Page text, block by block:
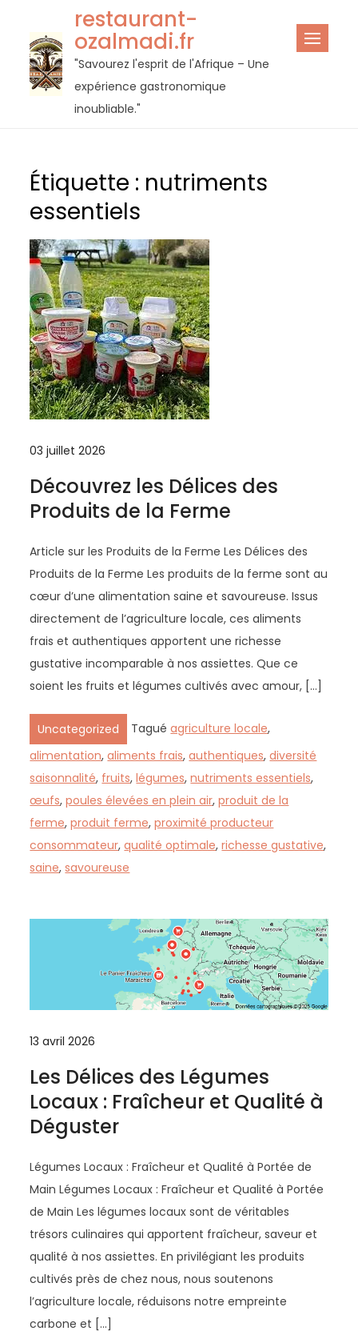
contenu
restaurant-
ozalmadi.fr
"Savourez l'esprit de l'Afrique – Une
expérience gastronomique
inoubliable."
Étiquette : nutriments
essentiels
03 juillet 2026
Découvrez les Délices des
Produits de la Ferme
Article sur les Produits de la Ferme Les Délices des
Produits de la Ferme Les produits de la ferme sont au
cœur d’une alimentation saine et savoureuse. Issus
directement de l’agriculture locale, ces aliments
frais et authentiques apportent une richesse
gustative incomparable à nos assiettes. Que ce
soient les fruits et légumes cultivés avec amour, […]
Uncategorized Taguéagriculture locale,
alimentation,aliments frais,authentiques,diversité
saisonnalité, fruits,légumes,nutriments essentiels,
œufs,poules élevées en plein air,produit de la
ferme,produit ferme,proximité producteur
consommateur,qualité optimale,richesse gustative,
saine,savoureuse
13 avril 2026
Les Délices des Légumes
Locaux : Fraîcheur et Qualité à
Déguster
Légumes Locaux : Fraîcheur et Qualité à Portée de
Main Légumes Locaux : Fraîcheur et Qualité à Portée
de Main Les légumes locaux sont de véritables
trésors culinaires qui apportent fraîcheur, saveur et
qualité à nos assiettes. En privilégiant les produits
cultivés près de chez nous, nous soutenons
l’agriculture locale, réduisons notre empreinte
carbone et […]